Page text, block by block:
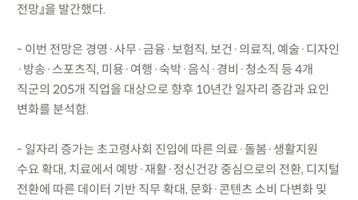
전망』을 발간했다.
- 이번 전망은 경영·사무·금융·보험직, 보건·의료직, 예술·디자인
·방송·스포츠직, 미용·여행·숙박·음식·경비·청소직 등 4개
직군의 205개 직업을 대상으로 향후 10년간 일자리 증감과 요인
변화를 분석함.
- 일자리 증가는 초고령사회 진입에 따른 의료·돌봄·생활지원
수요 확대, 치료에서 예방·재활·정신건강 중심으로의 전환, 디지털
전환에 따른 데이터 기반 직무 확대, 문화·콘텐츠 소비 다변화 및